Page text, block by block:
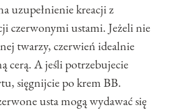
uzupełnienie kreacji z
czerwonymi ustami. Jeżeli nie
twarzy, czerwień idealnie
cerą. A jeśli potrzebujecie
sięgnijcie po krem BB.
usta mogą wydawać się